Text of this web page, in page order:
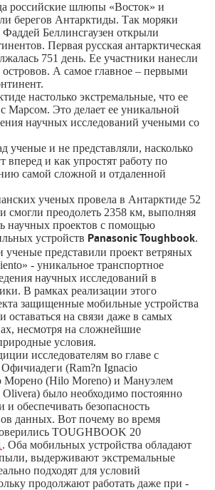
российские шлюпы «Восток» и
берегов Антарктиды. Так моряки
Беллинсгаузен открыли
Первая русская антарктическая
751 день. Ее участники нанесли
А самое главное – первыми
настолько экстремальные, что ее
Марсом. Это делает ее уникальной
научных исследований учеными со
ученые и не представляли, насколько
вперед и как упростят работу по
самой сложной и отдаленной
ученых провела в Антарктиде 52
смогли преодолеть 2358 км, выполняя
научных проектов с помощью
устройств Panasonic Toughbook.
ученые представили проект ветряных
- уникальное транспортное
научных исследований в
В рамках реализации этого
защищенные мобильные устройства
оставаться на связи даже в самых
несмотря на сложнейшие
условия.
исследователям во главе с
(Ram?n Ignacio
Морено (Hilo Moreno) и Мануэлем
было необходимо постоянно
и обеспечивать безопасность
данных. Вот почему во время
TOUGHBOOK 20
. Оба мобильных устройства обладают
выдерживают экстремальные
подходят для условий
продолжают работать даже при -